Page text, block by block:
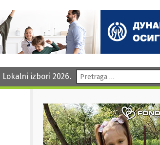
Lokalni izbori 2026. Pretraga: